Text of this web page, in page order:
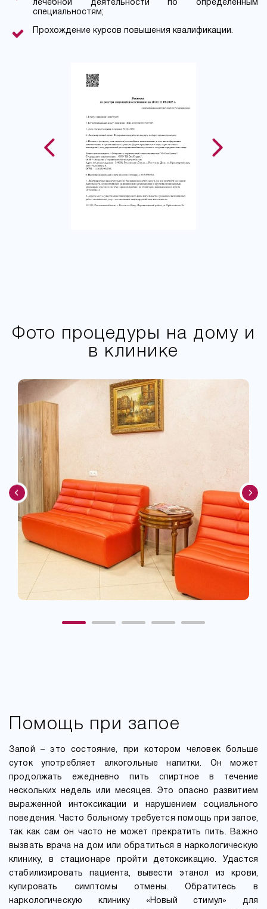
лечебной деятельности по определенным
специальностям;
Прохождение курсов повышения квалификации.
Фото процедуры на дому и
в клинике
Помощь при запое
Запой – это состояние, при котором человек больше
суток употребляет алкогольные напитки. Он может
продолжать ежедневно пить спиртное в течение
нескольких недель или месяцев. Это опасно развитием
выраженной интоксикации и нарушением социального
поведения. Часто больному требуется помощь при запое,
так как сам он часто не может прекратить пить. Важно
вызвать врача на дом или обратиться в наркологическую
клинику, в стационаре пройти детоксикацию. Удастся
стабилизировать пациента, вывести этанол из крови,
купировать симптомы отмены. Обратитесь в
наркологическую клинику «Новый стимул» для